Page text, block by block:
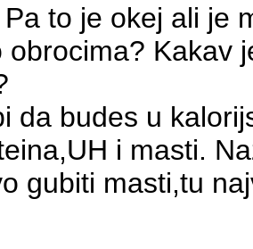
to je okej ali je
obrocima? Kakav
da budes u
i masti.
gubiti masti,tu